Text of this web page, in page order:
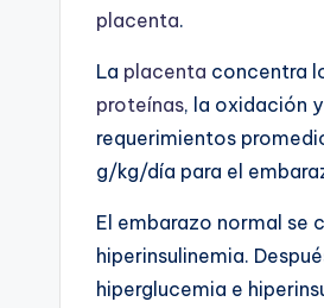
placenta.
La placenta concentra
proteínas, la oxidación
requerimientos
g/kg/día para el
El embarazo normal se
hiperinsulinemia.
hiperglucemia e